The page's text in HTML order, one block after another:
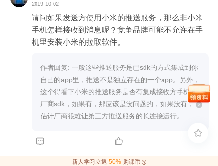
2019-10-02
请问如果发送方使用小米的推送服务，那么非小米
手机怎样接收到消息呢？竞争品牌可能不允许在手
机里安装小米的拉取软件。
作者回复: 一般这些推送服务是已sdk的方式集成到你
自己的app里，推送不是独立存在的一个app。另外，
这个得看下小米的推送服务是否有集成接收方手机的
厂商sdk，如果有，那应该是没问题的，如果没有，
估计厂商很难让第三方推送服务的长连接运行。
 
新人学习立返 50% 购课币
